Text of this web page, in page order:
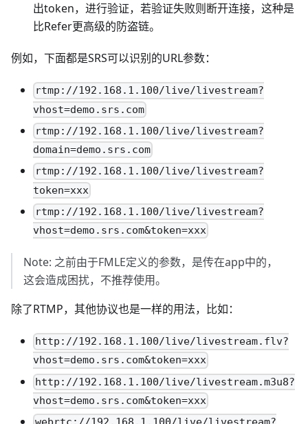
出token，进行验证，若验证失败则断开连接，这种是
比Refer更高级的防盗链。
例如，下面都是SRS可以识别的URL参数：
rtmp://192.168.1.100/live/livestream?
vhost=demo.srs.com
rtmp://192.168.1.100/live/livestream?
domain=demo.srs.com
rtmp://192.168.1.100/live/livestream?
token=xxx
rtmp://192.168.1.100/live/livestream?
vhost=demo.srs.com&token=xxx
Note: 之前由于FMLE定义的参数，是传在app中的，
这会造成困扰，不推荐使用。
除了RTMP，其他协议也是一样的用法，比如：
http://192.168.1.100/live/livestream.flv?
vhost=demo.srs.com&token=xxx
http://192.168.1.100/live/livestream.m3u8?
vhost=demo.srs.com&token=xxx